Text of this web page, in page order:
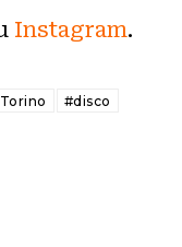
Instagram.
#disco